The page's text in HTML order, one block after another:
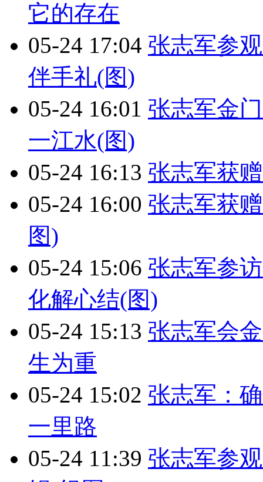
它的存在
05-24 17:04 张志军参
伴手礼(图)
05-24 16:01 张志军金
一江水(图)
05-24 16:13 张志军获
05-24 16:00 张志军获
图)
05-24 15:06 张志军参
化解心结(图)
05-24 15:13 张志军会
生为重
05-24 15:02 张志军：
一里路
05-24 11:39 张志军参